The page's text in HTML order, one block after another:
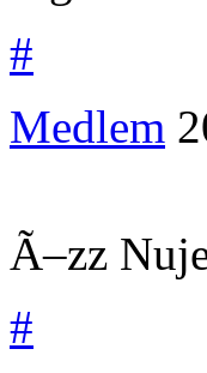
#
Medlem
Ã–zz
#